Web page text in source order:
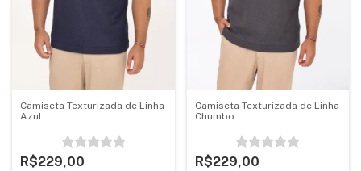
Camiseta Texturizada de Linha
Azul
R$229,00
Camiseta Texturizada de Linha
Chumbo
R$229,00